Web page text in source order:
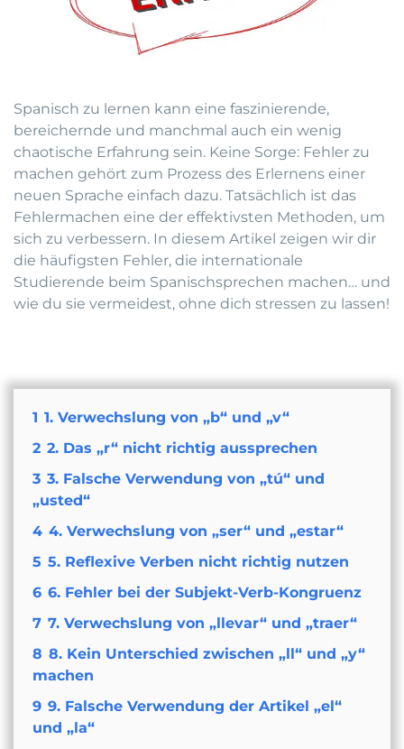
Spanisch zu lernen kann eine faszinierende,
bereichernde und manchmal auch ein wenig
chaotische Erfahrung sein. Keine Sorge: Fehler zu
machen gehört zum Prozess des Erlernens einer
neuen Sprache einfach dazu. Tatsächlich ist das
Fehlermachen eine der effektivsten Methoden, um
sich zu verbessern. In diesem Artikel zeigen wir dir
die häufigsten Fehler, die internationale
Studierende beim Spanischsprechen machen… und
wie du sie vermeidest, ohne dich stressen zu lassen!
1 1. Verwechslung von „b“ und „v“
2 2. Das „r“ nicht richtig aussprechen
3 3. Falsche Verwendung von „tú“ und
„usted“
4 4. Verwechslung von „ser“ und „estar“
5 5. Reflexive Verben nicht richtig nutzen
6 6. Fehler bei der Subjekt-Verb-Kongruenz
7 7. Verwechslung von „llevar“ und „traer“
8 8. Kein Unterschied zwischen „ll“ und „y“
machen
9 9. Falsche Verwendung der Artikel „el“
und „la“